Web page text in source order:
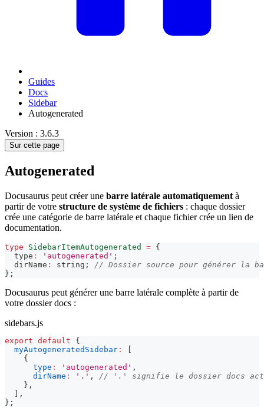
Guides
Docs
Sidebar
Autogenerated
Version : 3.6.3
Sur cette page
Autogenerated
Docusaurus peut créer une barre latérale automatiquement à
partir de votre structure de système de fichiers : chaque dossier
crée une catégorie de barre latérale et chaque fichier crée un lien de
documentation.
type SidebarItemAutogenerated = {
  type
: 'autogenerated' ;
  dirName
: string ;
// Dossier source pour générer la
} ;
Docusaurus peut générer une barre latérale complète à partir de
votre dossier docs :
sidebars.js
export default
{
myAutogeneratedSidebar :
{
type : 'autogenerated' ,
dirName : '.' ,
// '.' signifie le dossier docs
} ,
,
} ;